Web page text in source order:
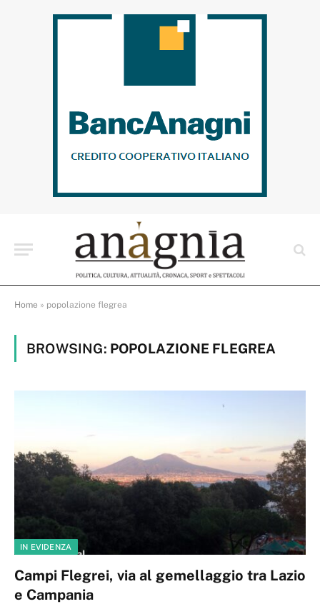
Home » popolazione flegrea
BROWSING: POPOLAZIONE FLEGREA
IN EVIDENZA
Campi Flegrei, via al gemellaggio tra Lazio
e Campania